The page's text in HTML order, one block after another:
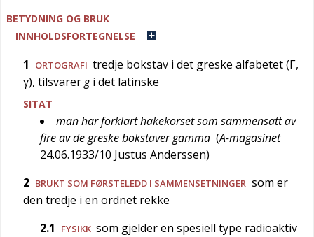
BETYDNING OG BRUK
INNHOLDSFORTEGNELSE
1 ORTOGRAFI tredje bokstav i det greske alfabetet (Γ,
γ), tilsvarergi det latinske
SITAT
man har forklart hakekorset som sammensatt av
fire av de greske bokstaver gamma (A-magasinet
24.06.1933/10 Justus Anderssen)
2 BRUKT SOM FØRSTELEDD I SAMMENSETNINGER som er
den tredje i en ordnet rekke
2.1
FYSIKK som gjelder en spesiell type radioaktiv